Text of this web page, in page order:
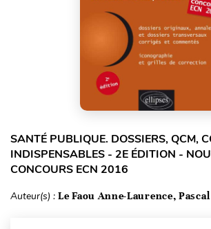
SANTÉ PUBLIQUE. DOSSIERS, QCM,
INDISPENSABLES - 2E ÉDITION -
CONCOURS ECN 2016
Auteur(s) : Le Faou Anne-Laurence,